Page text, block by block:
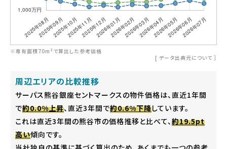
※専有面積70m²で算出した参考価格
[ データ出典元について ］
周辺エリアの比較推移
サーパス熊谷銀座セントマークスの物件価格は、直近1年間
で約0.0%上昇、直近3年間で約0.6%下降しています。
これは直近3年間の熊谷市の価格推移と比べて、 約19.5pt
高い傾向です。